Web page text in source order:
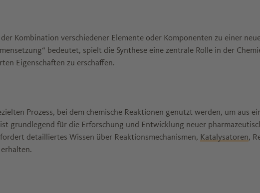
Kombination verschiedener Elemente oder Komponenten zu einer
bedeutet, spielt die Synthese eine zentrale Rolle in der
Eigenschaften zu erschaffen.
Prozess, bei dem chemische Reaktionen genutzt werden, um aus
grundlegend für die Erforschung und Entwicklung neuer
detailliertes Wissen über Reaktionsmechanismen, Katalysatoren,